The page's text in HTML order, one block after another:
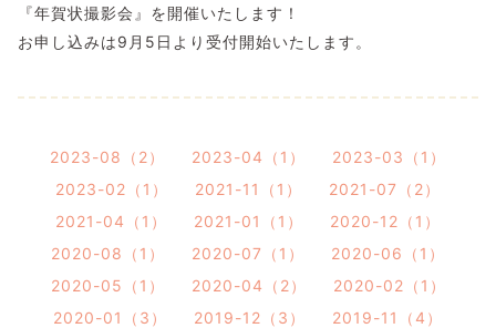
『年賀状撮影会』を開催いたします！
お申し込みは9月5日より受付開始いたします。
2023-08（2） 2023-04（1）
2023-03（1）
2023-02（1）
2021-11（1）
2021-07（2）
2021-04（1）
2021-01（1）
2020-12（1）
2020-08（1）
2020-07（1）
2020-06（1）
2020-05（1）
2020-04（2）
2020-02（1）
2020-01（3）
2019-12（3）
2019-11（4）